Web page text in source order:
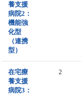
養支援
病院2：
機能強
化型
（連携
型）
在宅療
養支援
病院3：
2